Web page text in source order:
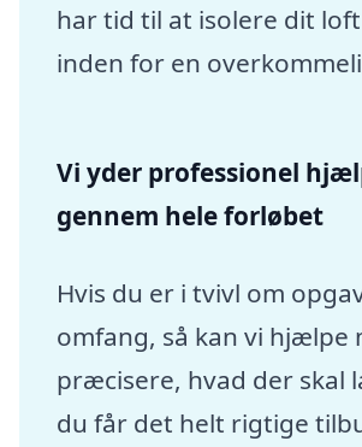
har tid til at isolere dit
inden for en
Vi yder professionel
gennem hele forløbet
Hvis du er i tvivl om
omfang, så kan vi hjælpe
præcisere, hvad der skal
du får det helt rigtige